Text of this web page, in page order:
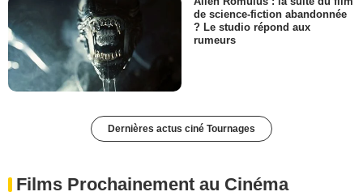
de science-fiction abandonnée
? Le studio répond aux
rumeurs
Dernières actus ciné Tournages
Films Prochainement au Cinéma